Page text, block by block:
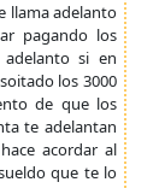
llama adelanto
pagando los
si en
los 3000
de que los
te adelantan
acordar al
que te lo